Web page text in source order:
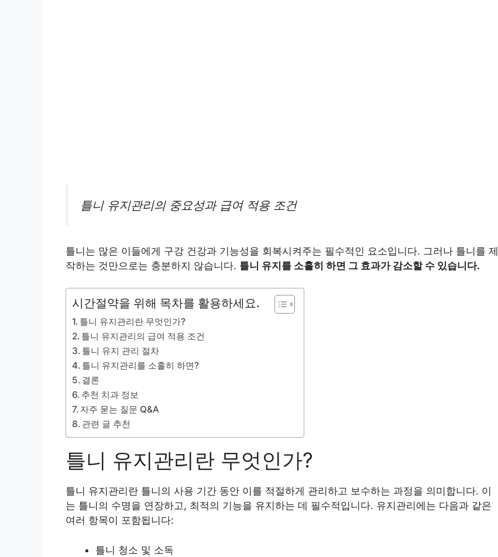
틀니 유지관리의 중요성과 급여 적용 조건
틀니는 많은 이들에게 구강 건강과 기능성을 회복시켜주는 필수적인 요소입니다. 그러나 틀니를 제
작하는 것만으로는 충분하지 않습니다. 틀니 유지를 소홀히 하면 그 효과가 감소할 수 있습니다.
시간절약을 위해 목차를 활용하세요.
틀니 유지관리란 무엇인가?
틀니 유지관리의 급여 적용 조건
틀니 유지 관리 절차
틀니 유지관리를 소홀히 하면?
결론
추천 치과 정보
자주 묻는 질문 Q&A
관련 글 추천
틀니 유지관리란 무엇인가?
틀니 유지관리란 틀니의 사용 기간 동안 이를 적절하게 관리하고 보수하는 과정을 의미합니다. 이
는 틀니의 수명을 연장하고, 최적의 기능을 유지하는 데 필수적입니다. 유지관리에는 다음과 같은
여러 항목이 포함됩니다:
틀니 청소 및 소독